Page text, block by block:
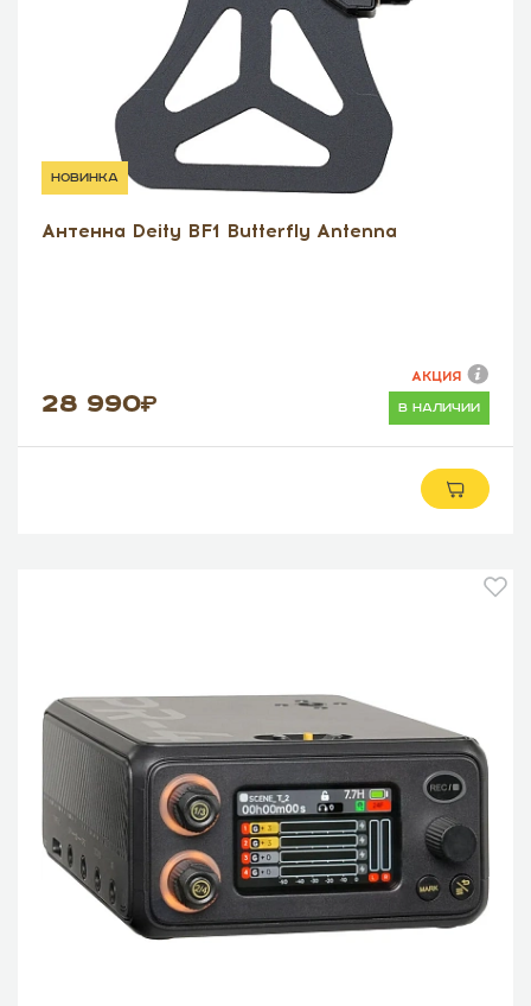
новинка
Антенна Deity BF1 Butterfly Antenna
28 990 в наличии
АКЦИЯ